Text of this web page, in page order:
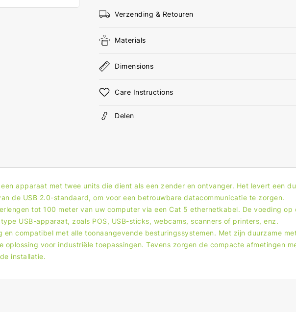
(100m)
Verzending & Retouren
Materials
Dimensions
Care Instructions
Delen
apparaat met twee units die dient als een zender en ontvanger. Het levert een
de USB 2.0-standaard, om voor een betrouwbare datacommunicatie te zorgen.
tot 100 meter van uw computer via een Cat 5 ethernetkabel. De voeding op
USB-apparaat, zoals POS, USB-sticks, webcams, scanners of printers, enz.
compatibel met alle toonaangevende besturingssystemen. Met zijn duurzame
oplossing voor industriële toepassingen. Tevens zorgen de compacte afmetingen
installatie.